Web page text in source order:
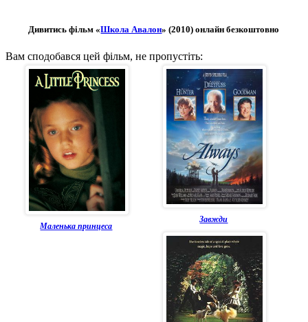
Дивитись фільм «Школа Авалон» (2010) онлайн безкоштовно
Вам сподобався цей фільм, не пропустіть:
Маленька принцеса
Завжди